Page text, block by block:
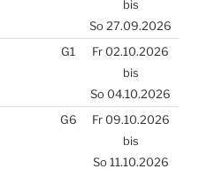
bis
So 27.09.2026
G1
Fr 02.10.2026
bis
So 04.10.2026
G6
Fr 09.10.2026
bis
So 11.10.2026